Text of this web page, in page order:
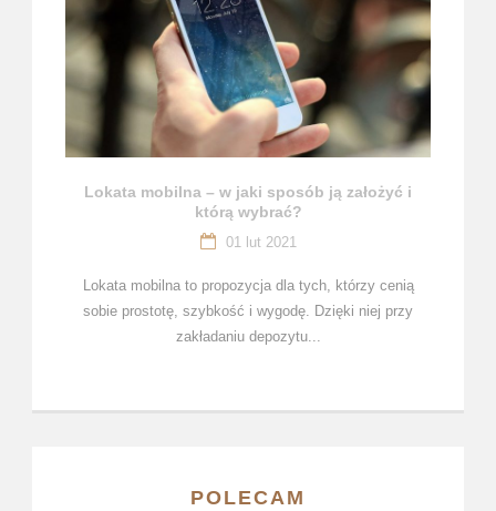
Lokata mobilna – w jaki sposób ją założyć i
którą wybrać?
01 lut 2021
Lokata mobilna to propozycja dla tych, którzy cenią
sobie prostotę, szybkość i wygodę. Dzięki niej przy
zakładaniu depozytu...
POLECAM